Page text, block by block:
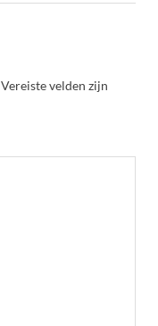
Vereiste velden zijn